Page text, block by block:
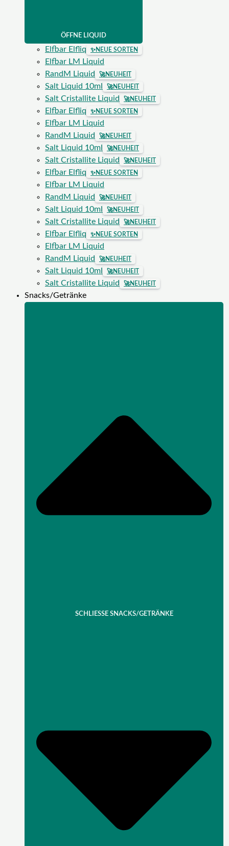
ÖFFNE LIQUID
Elfbar Elfliq ✨NEUE SORTEN
Elfbar LM Liquid
RandM Liquid
🚀NEUHEIT
Salt Liquid 10ml 🚀NEUHEIT
Salt Cristallite Liquid 🚀NEUHEIT
Elfbar Elfliq ✨NEUE SORTEN
Elfbar LM Liquid
RandM Liquid
🚀NEUHEIT
Salt Liquid 10ml 🚀NEUHEIT
Salt Cristallite Liquid 🚀NEUHEIT
Elfbar Elfliq ✨NEUE SORTEN
Elfbar LM Liquid
RandM Liquid
🚀NEUHEIT
Salt Liquid 10ml 🚀NEUHEIT
Salt Cristallite Liquid 🚀NEUHEIT
Elfbar Elfliq ✨NEUE SORTEN
Elfbar LM Liquid
RandM Liquid
🚀NEUHEIT
Salt Liquid 10ml 🚀NEUHEIT
Salt Cristallite Liquid 🚀NEUHEIT
Snacks/Getränke
SCHLIESSE SNACKS/GETRÄNKE